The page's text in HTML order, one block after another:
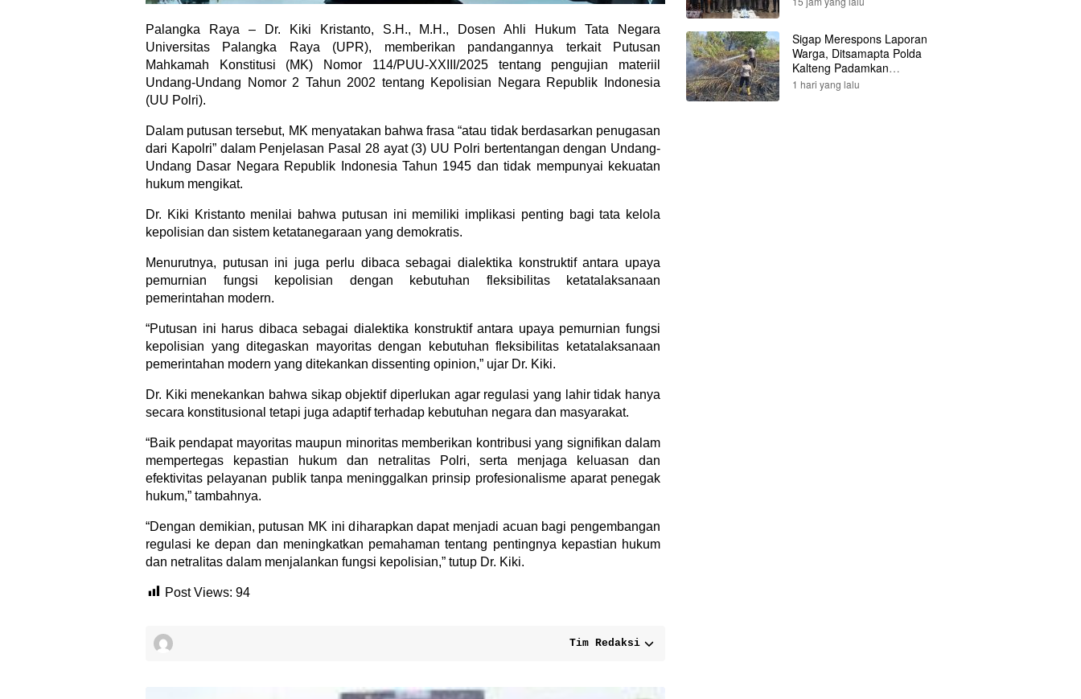
Palangka Raya – Dr. Kiki Kristanto, S.H., M.H., Dosen Ahli Hukum Tata Negara
Universitas Palangka Raya (UPR), memberikan pandangannya terkait Putusan
Mahkamah Konstitusi (MK) Nomor 114/PUU-XXIII/2025 tentang pengujian materiil
Undang-Undang Nomor 2 Tahun 2002 tentang Kepolisian Negara Republik Indonesia
(UU Polri).
Dalam putusan tersebut, MK menyatakan bahwa frasa “atau tidak berdasarkan penugasan
dari Kapolri” dalam Penjelasan Pasal 28 ayat (3) UU Polri bertentangan dengan Undang-
Undang Dasar Negara Republik Indonesia Tahun 1945 dan tidak mempunyai kekuatan
hukum mengikat.
Dr. Kiki Kristanto menilai bahwa putusan ini memiliki implikasi penting bagi tata kelola
kepolisian dan sistem ketatanegaraan yang demokratis.
Menurutnya, putusan ini juga perlu dibaca sebagai dialektika konstruktif antara upaya
pemurnian fungsi kepolisian dengan kebutuhan fleksibilitas ketatalaksanaan
pemerintahan modern.
“Putusan ini harus dibaca sebagai dialektika konstruktif antara upaya pemurnian fungsi
kepolisian yang ditegaskan mayoritas dengan kebutuhan fleksibilitas ketatalaksanaan
pemerintahan modern yang ditekankan dissenting opinion,” ujar Dr. Kiki.
Dr. Kiki menekankan bahwa sikap objektif diperlukan agar regulasi yang lahir tidak hanya
secara konstitusional tetapi juga adaptif terhadap kebutuhan negara dan masyarakat.
“Baik pendapat mayoritas maupun minoritas memberikan kontribusi yang signifikan dalam
mempertegas kepastian hukum dan netralitas Polri, serta menjaga keluasan dan
efektivitas pelayanan publik tanpa meninggalkan prinsip profesionalisme aparat penegak
hukum,” tambahnya.
“Dengan demikian, putusan MK ini diharapkan dapat menjadi acuan bagi pengembangan
regulasi ke depan dan meningkatkan pemahaman tentang pentingnya kepastian hukum
dan netralitas dalam menjalankan fungsi kepolisian,” tutup Dr. Kiki.
Post Views: 94
Tim Redaksi
Sigap Merespons Laporan
Warga, Ditsamapta Polda
Kalteng Padamkan
Kebakaran Lahan
1 hari yang lalu